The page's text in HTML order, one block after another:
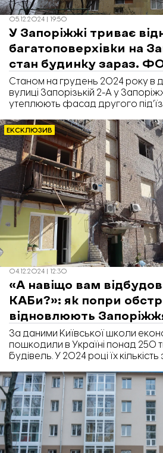
05.12.2024 | 19:50
У Запоріжжі триває
багатоповерхівки на
стан будинку зараз.
Станом на грудень 2024 року в
вулиці Запорізькій 2-А у
утеплюють фасад другого
першого під’їзду, який було
повідомляє кореспондент
ЕКСКЛЮЗИВ
04.12.2024 | 12:30
«А навіщо вам
КАБи?»: як попри
відновлюють
Миколаїв
За даними Київської школи
пошкодили в Україні понад 250
будівель. У 2024 році їх
містах тривають першочергові
вибиті вікна листами OSB,
пошкоджених будинках.
зруйновані будинки зводять
відновлювати зруйноване зараз
час відбудови долають у
Миколаєві - дізнавалась